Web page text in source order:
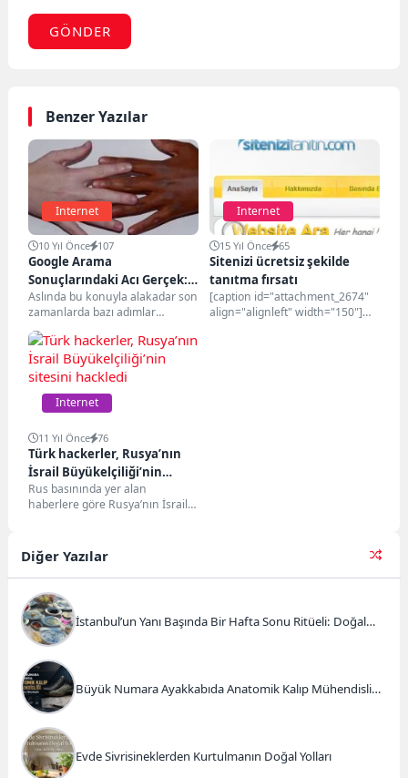
GÖNDER
Benzer Yazılar
Internet
10 Yıl Önce 107
Google Arama
Sonuçlarındaki Acı Gerçek:
Irkçılık
Aslında bu konuyla alakadar son
zamanlarda bazı adımlar
atılmıyor değil. Örneğin
WhatsApp’ın hem Android hem...
Internet
15 Yıl Önce 65
Sitenizi ücretsiz şekilde
tanıtma fırsatı
[caption id="attachment_2674"
align="alignleft" width="150"]
Internet
11 Yıl Önce 76
Türk hackerler, Rusya’nın
İsrail Büyükelçiliği’nin
sitesini hackledi
Rus basınında yer alan
haberlere göre Rusya’nın İsrail
kurucusu...
Diğer Yazılar
İstanbul’un Yanı Başında Bir Hafta Sonu Ritüeli: Doğal
Büyük Numara Ayakkabıda Anatomik Kalıp Mühendisliği
Evde Sivrisineklerden Kurtulmanın Doğal Yolları